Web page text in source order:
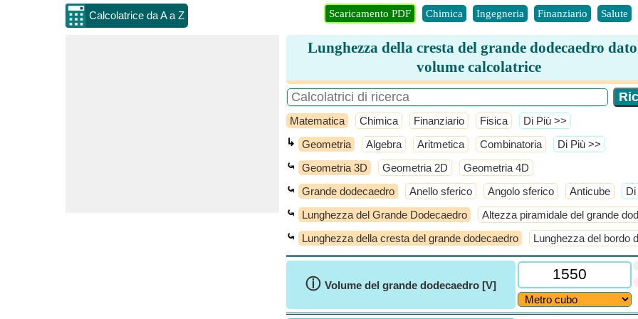
Calcolatrice da A a Z Scaricamento PDF Chimica Ingegneria Finanziario Salute
Lunghezza della cresta del grande dodecaedro
volume calcolatrice
Matematica Chimica Finanziario Fisica ​Di Più >>
↳ Geometria Algebra Aritmetica Combinatoria ​Di Più >>
⤿ Geometria 3D Geometria 2D Geometria 4D
⤿ Grande dodecaedro Anello sferico Angolo sferico Anticube
⤿ Lunghezza del Grande Dodecaedro Altezza piramidale del grande
⤿ Lunghezza della cresta del grande dodecaedro Lunghezza del bordo
ⓘ Volume del grande dodecaedro [V]